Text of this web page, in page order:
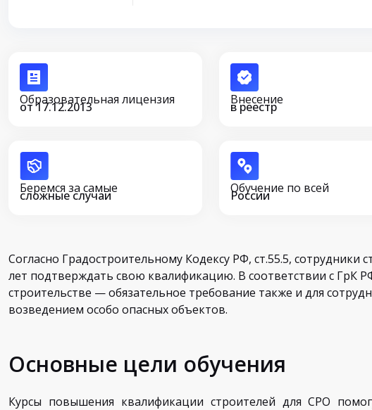
Образовательная лицензия
от 17.12.2013 Внесение
в реестр
Беремся за самые
сложные случаи Обучение по всей
России
Согласно Градостроительному Кодексу РФ, ст.55.5,
лет подтверждать свою квалификацию. В соответствии с ГрК
строительстве — обязательное требование также и для
возведением особо опасных объектов.
Основные цели обучения
Курсы повышения квалификации строителей для СРО